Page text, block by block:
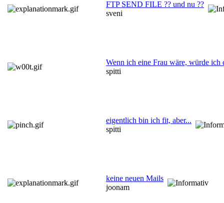
FTP SEND FILE ?? und nu ??
sveni
Wenn ich eine Frau wäre, würde ich
spitti
eigentlich bin ich fit, aber...
spitti
keine neuen Mails
joonam